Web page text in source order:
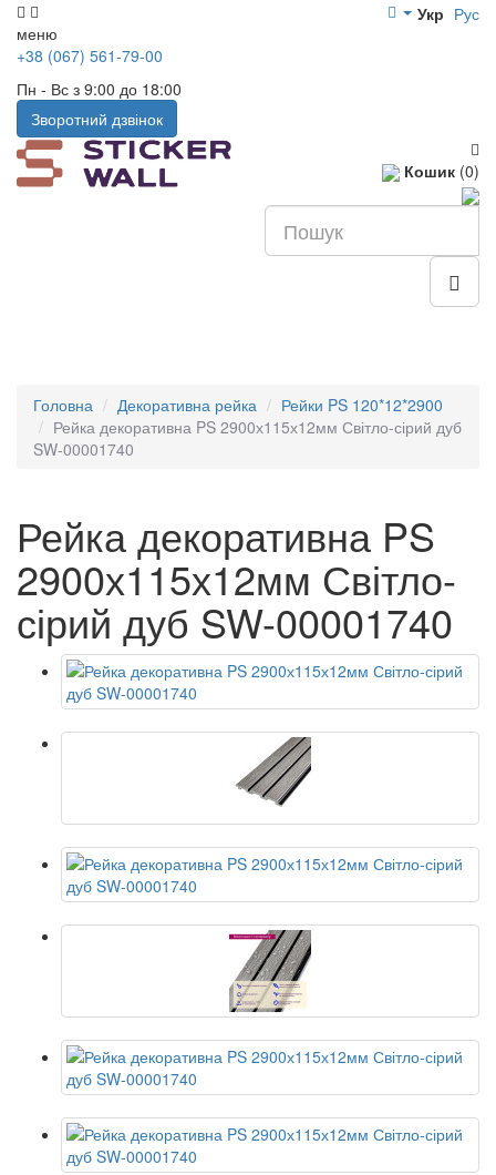
меню
Укр Рус
+38 (067) 561-79-00
Пн - Вс з 9:00 до 18:00
Зворотний дзвінок
Кошик (0)
Головна Декоративна рейка
Рейки PS 120*12*2900
Рейка декоративна PS 2900х115х12мм Світло-сірий дуб
SW-00001740
Рейка декоративна PS
2900х115х12мм Світло-
сірий дуб SW-00001740